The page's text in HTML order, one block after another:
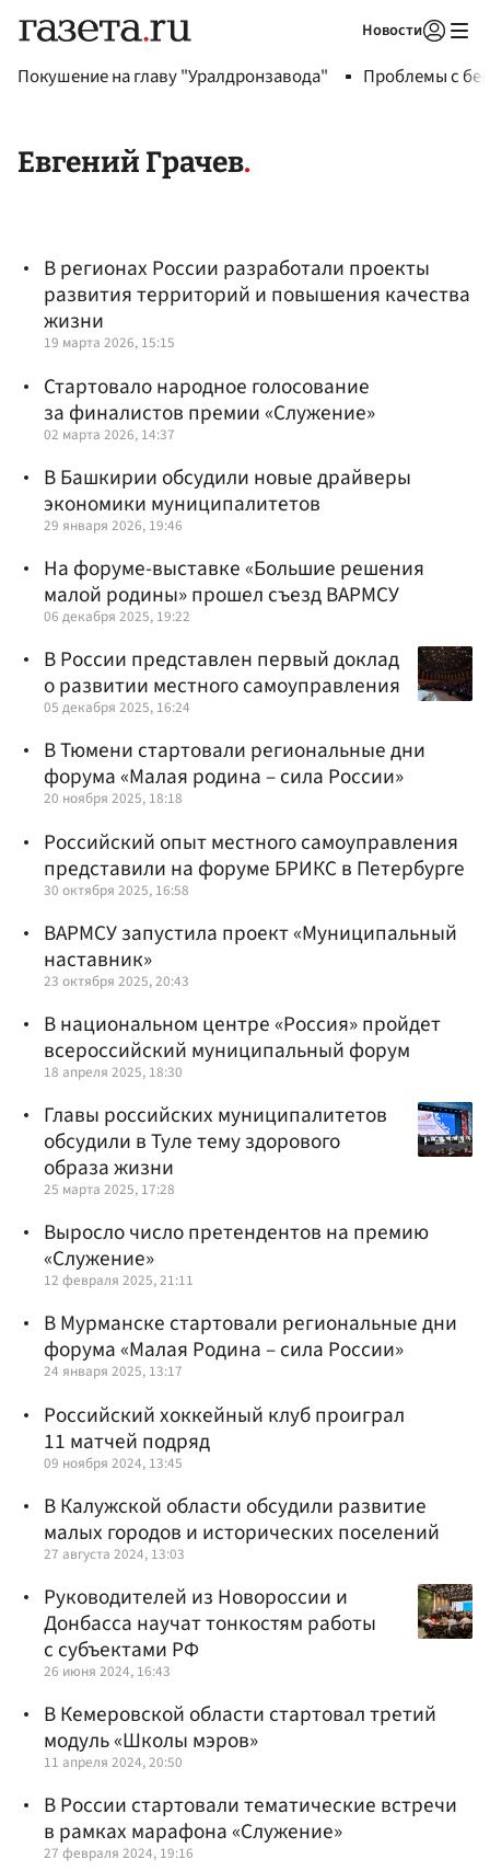
Новости
Покушение на главу "Уралдронзавода" Проблемы с
Евгений Грачев
В регионах России разработали проекты
развития территорий и повышения качества
жизни
19 марта 2026, 15:15
Стартовало народное голосование
за финалистов премии «Служение»
02 марта 2026, 14:37
В Башкирии обсудили новые драйверы
экономики муниципалитетов
29 января 2026, 19:46
На форуме-выставке «Большие решения
малой родины» прошел съезд ВАРМСУ
06 декабря 2025, 19:22
В России представлен первый доклад
о развитии местного самоуправления
05 декабря 2025, 16:24
В Тюмени стартовали региональные дни
форума «Малая родина – сила России»
20 ноября 2025, 18:18
Российский опыт местного самоуправления
представили на форуме БРИКС в Петербурге
30 октября 2025, 16:58
ВАРМСУ запустила проект «Муниципальный
наставник»
23 октября 2025, 20:43
В национальном центре «Россия» пройдет
всероссийский муниципальный форум
18 апреля 2025, 18:30
Главы российских муниципалитетов
обсудили в Туле тему здорового
образа жизни
25 марта 2025, 17:28
Выросло число претендентов на премию
«Служение»
12 февраля 2025, 21:11
В Мурманске стартовали региональные дни
форума «Малая Родина – сила России»
24 января 2025, 13:17
Российский хоккейный клуб проиграл
11 матчей подряд
09 ноября 2024, 13:45
В Калужской области обсудили развитие
малых городов и исторических поселений
27 августа 2024, 13:03
Руководителей из Новороссии и
Донбасса научат тонкостям работы
с субъектами РФ
26 июня 2024, 16:43
В Кемеровской области стартовал третий
модуль «Школы мэров»
11 апреля 2024, 20:50
В России стартовали тематические встречи
в рамках марафона «Служение»
27 февраля 2024, 19:16